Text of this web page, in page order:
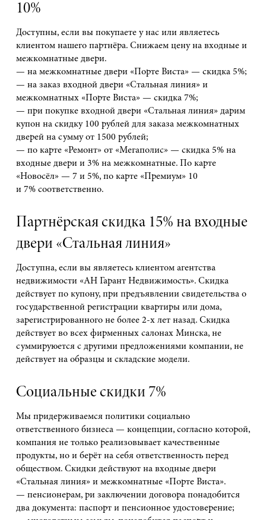
10%
Доступны, если вы покупаете у нас или являетесь
клиентом нашего партнёра. Снижаем цену на входные и
межкомнатные двери.
— на межкомнатные двери «Порте Виста» — скидка 5%;
— на заказ входной двери «Стальная линия» и
межкомнатных «Порте Виста» — скидка 7%;
— при покупке входной двери «Стальная линия» дарим
купон на скидку 100 рублей для заказа межкомнатных
дверей на сумму от 1500 рублей;
— по карте «Ремонт» от «Мегаполис» — скидка 5% на
входные двери и 3% на межкомнатные. По карте
«Новосёл» — 7 и 5%, по карте «Премиум» 10
и 7% соответственно.
Партнёрская скидка 15% на входные
двери «Стальная линия»
Доступна, если вы являетесь клиентом агентства
недвижимости «АН Гарант Недвижимость». Скидка
действует по купону, при предъявлении свидетельства о
государственной регистрации квартиры или дома,
зарегистрированного не более 2-х лет назад. Скидка
действует во всех фирменных салонах Минска, не
суммируюется с другими предложениями компании, не
действует на образцы и складские модели.
Социальные скидки 7%
Мы придерживаемся политики социально
ответственного бизнеса — концепции, согласно которой,
компания не только реализовывает качественные
продукты, но и берёт на себя ответственность перед
обществом. Скидки действуют на входные двери
«Стальная линия» и межкомнатные «Порте Виста».
— пенсионерам, ри заключении договора понадобится
два документа: паспорт и пенсионное удостоверение;